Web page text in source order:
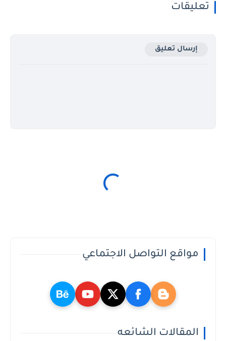
تعليقات
إرسال تعليق
مواقع التواصل الاجتماعي
المقالات الشائعه